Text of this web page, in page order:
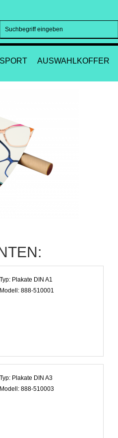
SPORT AUSWAHLKOFFER
Typ: Plakate DIN A1
Modell: 888-510001
Typ: Plakate DIN A3
Modell: 888-510003